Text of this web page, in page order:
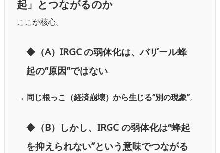
起」とつながるのか
ここが核心。
◆（A）IRGC の弱体化は、バザール蜂
起の“原因”ではない
→ 同じ根っこ（経済崩壊）から生じる“別の現象”。
◆（B）しかし、IRGC の弱体化は“蜂起
を抑えられない”という意味でつながる